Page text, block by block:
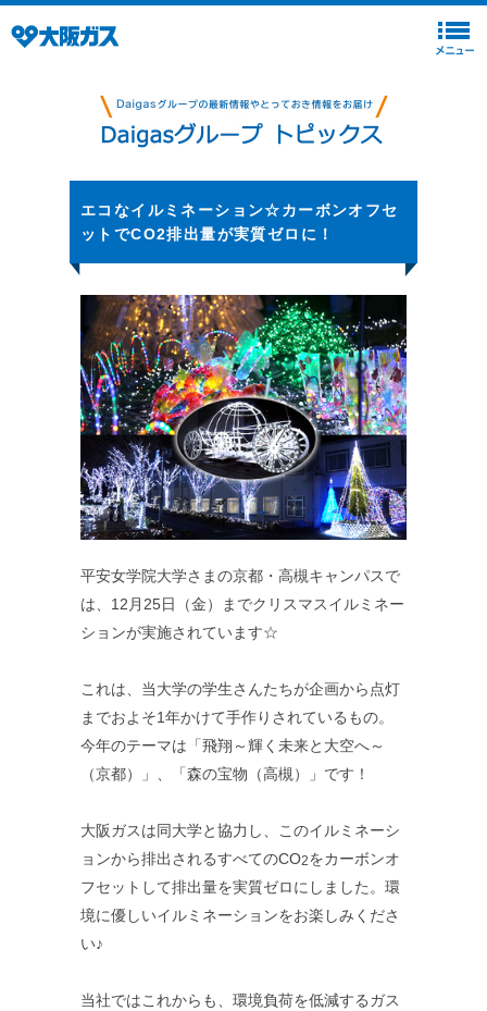
エコなイルミネーション☆カーボンオフセ
ットでCO2排出量が実質ゼロに！
平安女学院大学さまの京都・高槻キャンパスで
は、12月25日（金）までクリスマスイルミネー
ションが実施されています☆
これは、当大学の学生さんたちが企画から点灯
までおよそ1年かけて手作りされているもの。
今年のテーマは「飛翔～輝く未来と大空へ～
（京都）」、「森の宝物（高槻）」です！
大阪ガスは同大学と協力し、このイルミネーシ
ョンから排出されるすべてのCO2をカーボンオ
フセットして排出量を実質ゼロにしました。環
境に優しいイルミネーションをお楽しみくださ
い♪
当社ではこれからも、環境負荷を低減するガス